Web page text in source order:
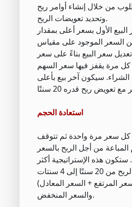
من خلال إنشاء أوامر ربح
وتحديد تعويضات الربح.
20 سنتًا كإزاحة ، فسيتم إرسال أمر البيع الأول بسعر أعلى بمقدار
من السعر الموجود على مقياس
سعر البيع بناءً على سعر
الشراء. سيكون آخر بيع بأعلى
استعادة الحجم
من أجل الربح بالسعر
هذه الإستراتيجية أكثر
المرتفع + السعر المعادل)
والسعر المنخفض.